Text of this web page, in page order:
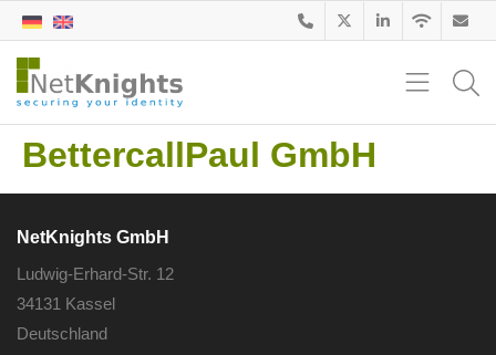
BettercallPaul GmbH
NetKnights GmbH
Ludwig-Erhard-Str. 12
34131 Kassel
Deutschland